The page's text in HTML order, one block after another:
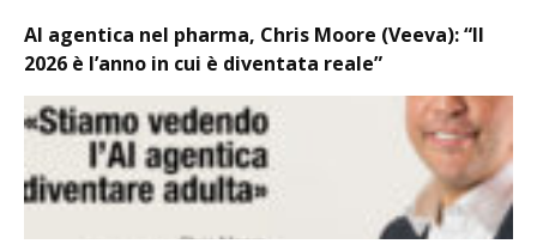
AI agentica nel pharma, Chris Moore (Veeva): “Il
2026 è l’anno in cui è diventata reale”